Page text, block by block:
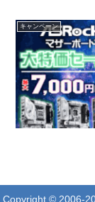
キャンペーン
Copyright © 2006-